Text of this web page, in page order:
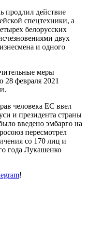
продлил действие
спецтехники, а
белорусских
двух
и одного
меры
28 февраля 2021
человека ЕС ввел
и президента страны
введено эмбарго на
пересмотрел
со 170 лиц и
года Лукашенко
!